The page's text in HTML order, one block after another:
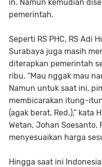
in. Namun kemudian
pemerintah.
Seperti RS PHC, RS Adi
Surabaya juga masih
diterapkan pemerintah
ribu. “Mau nggak mau
Namun untuk saat ini,
membicarakan itung-
(agak berat, Red.),” kata
Wetan, Johan Soesanto,
menyesuaikan harga
Hingga saat ini